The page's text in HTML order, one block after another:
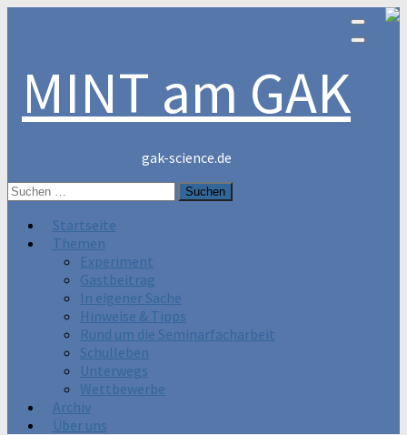
MINT am GAK
gak-science.de
Suchen
nach:
Startseite
Themen
Experiment
Gastbeitrag
In eigener Sache
Hinweise & Tipps
Rund um die Seminarfacharbeit
Schulleben
Unterwegs
Wettbewerbe
Archiv
Über uns